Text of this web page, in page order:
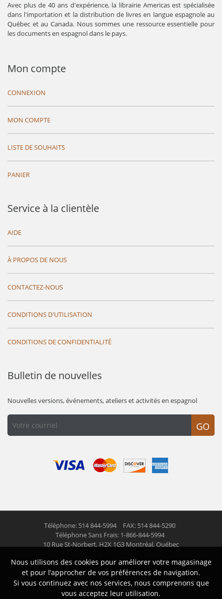
Avec plus de 40 ans d'expérience, la librairie Americas est spécialisée
dans l'importation et la distribution de livres en langue espagnole au
Québec et au Canada. Nous sommes une ressource essentielle pour
les documents en espagnol dans le pays.
Mon compte
CONNEXION
MON COMPTE
LISTE DE SOUHAITS
PANIER
Service à la clientèle
AIDE
À PROPOS DE NOUS
CONTACTEZ-NOUS
CONDITIONS D'UTILISATION
CONDITIONS DE CONFIDENTIALITÉ
Bulletin de nouvelles
Nouvelles versions, événements, ateliers et activités en espagnol
GO
Téléphone: 514 844-5994
FAX: 514 844-5290
Téléphone Sans Frais: 1-866-844-5994
10 Rue St-Norbert, H2X 1G3 Montréal, Québec
© 2026 Las Americas inc. Tous droits réservés
Suivez nous
Nous utilisons des cookies pour améliorer votre magasinage
et pour l’approcher de vos préférences de navigation.
Si vous continuez avec nos services, nous comprenons que
vous acceptez leur utilisation.